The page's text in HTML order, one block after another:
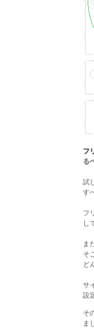
フ
る
試
す
フ
し
ま
そ
ど
サ
設
そ
ま